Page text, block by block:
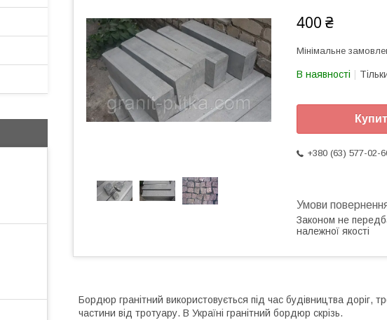
400 ₴
Мінімальне
В наявності
+380 (63) 577-02-
Законом не
належної якості
Бордюр гранітний використовується під час будівництва доріг,
частини від тротуару. В Україні гранітний бордюр скрізь.